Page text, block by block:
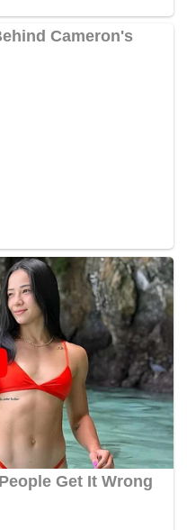
penghargaan
lalu hasil kutipan
pada 2020 kepada lebih
percukaian atas talian
Go Digital for
LHDN dalam
telah
dan menunjukkan
yang lebih baik
mendapat kutipan